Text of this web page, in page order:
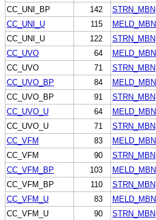
CC_UNI_BP
142 STRN_MBN
CC_UNI_U
115 MELD_MBN
CC_UNI_U
122 STRN_MBN
CC_UVO
64 MELD_MBN
CC_UVO
71 STRN_MBN
CC_UVO_BP
84 MELD_MBN
CC_UVO_BP
91 STRN_MBN
CC_UVO_U
64 MELD_MBN
CC_UVO_U
71 STRN_MBN
CC_VFM
83 MELD_MBN
CC_VFM
90 STRN_MBN
CC_VFM_BP
103 MELD_MBN
CC_VFM_BP
110 STRN_MBN
CC_VFM_U
83 MELD_MBN
CC_VFM_U
90 STRN_MBN